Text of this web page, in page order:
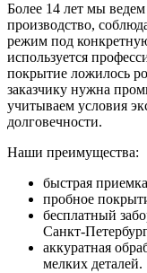
Более 14 лет мы
производство,
режим под
используется
покрытие ложилось
заказчику нужна
учитываем условия
долговечности.
Наши преимущества:
быстрая
пробное
бесплатный
Санкт-
аккуратная
мелких деталей.